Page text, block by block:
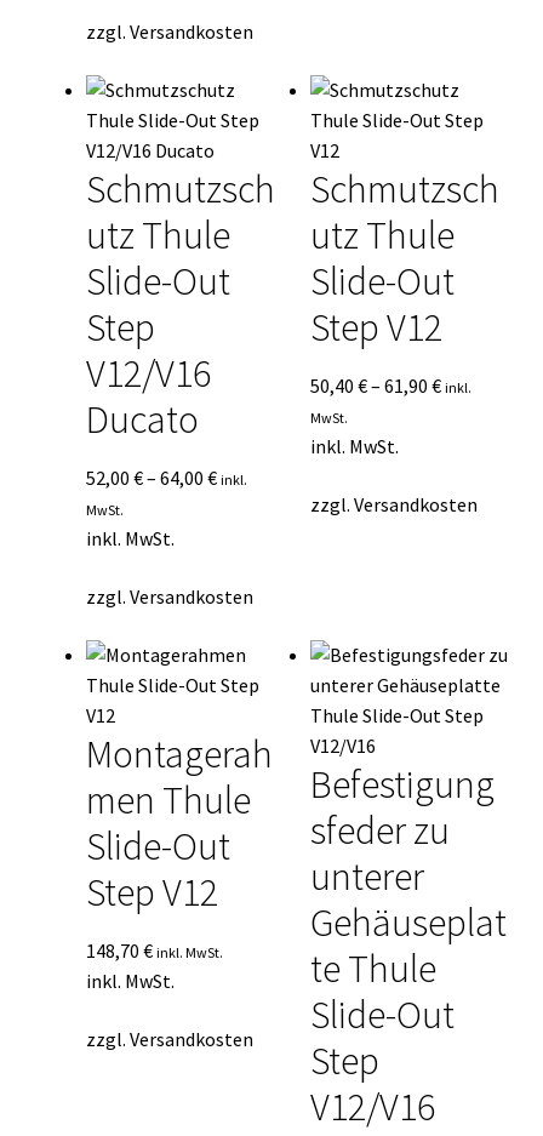
zzgl. Versandkosten
Schmutzsch
utz Thule
Slide-Out
Step
V12/V16
Ducato
52,00 €– 64,00 € inkl.
MwSt.
inkl. MwSt.
zzgl. Versandkosten
Schmutzsch
utz Thule
Slide-Out
Step V12
50,40€–61,90€ inkl.
MwSt.
inkl. MwSt.
zzgl.Versandkosten
Montagerah
men Thule
Slide-Out
Step V12
148,70 € inkl. MwSt.
inkl. MwSt.
zzgl. Versandkosten
Befestigung
sfeder zu
unterer
Gehäuseplat
te Thule
Slide-Out
Step
V12/V16